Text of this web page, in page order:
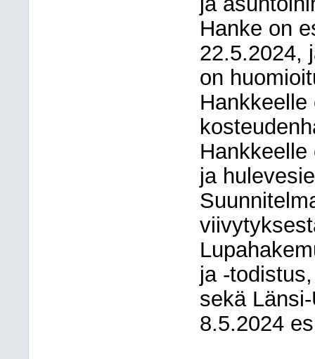
Hanke on
22.5.2024,
on
ja
ja -
sekä
8.5.2024